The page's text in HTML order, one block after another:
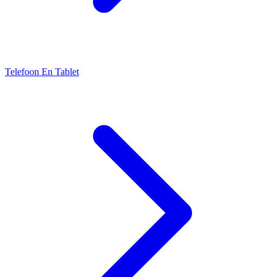
Telefoon En Tablet